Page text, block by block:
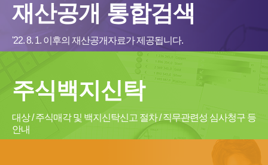
재산공개 통합검색
'22. 8. 1. 이후의 재산공개자료가 제공됩니다.
주식백지신탁
대상 / 주식매각 및 백지신탁신고 절차 / 직무관련성 심사청구 등
안내